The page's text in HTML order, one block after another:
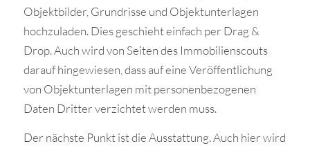
Objektbilder, Grundrisse und Objektunterlagen
hochzuladen. Dies geschieht einfach per Drag &
Drop. Auch wird von Seiten des Immobilienscouts
darauf hingewiesen, dass auf eine Veröffentlichung
von Objektunterlagen mit personenbezogenen
Daten Dritter verzichtet werden muss.
Der nächste Punkt ist die Ausstattung. Auch hier wird